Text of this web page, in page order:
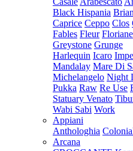
Black Hispania
Caprice Ceppo Clos
Fables Fleur Floriane
Greystone Grunge
Harlequin Icaro
Mandalay Mare Di
Michelangelo Night
Pukka Raw Re Use
Statuary Venato
Wabi Sabi Work
Appiani
Anthologhia
Arcana